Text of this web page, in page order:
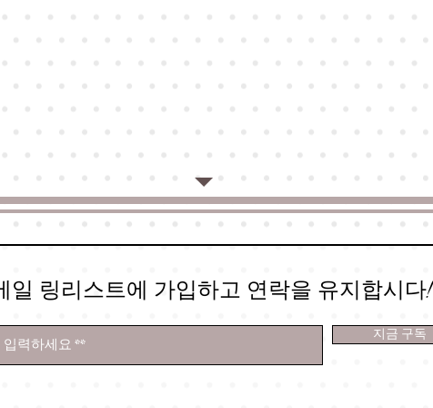
일 링리스트에 가입하고 연락을 유지합시다!
지금 구독